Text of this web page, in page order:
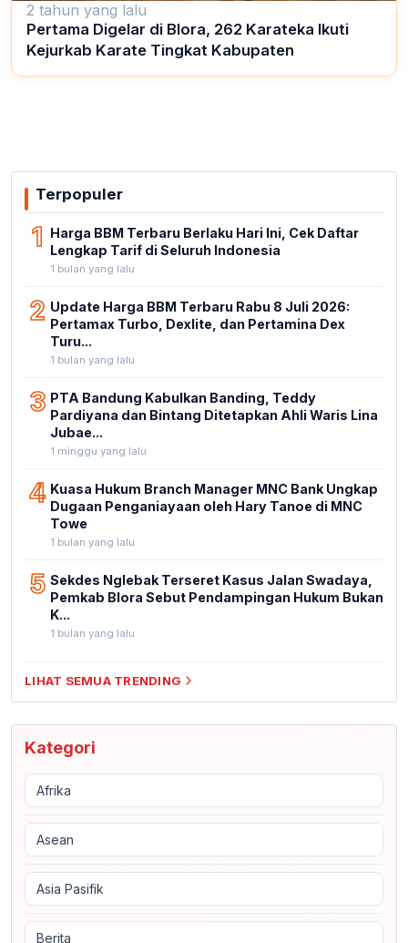
2 tahun yang lalu
Pertama Digelar di Blora, 262 Karateka Ikuti
Kejurkab Karate Tingkat Kabupaten
Terpopuler
1 Harga BBM Terbaru Berlaku Hari Ini, Cek Daftar
Lengkap Tarif di Seluruh Indonesia
1 bulan yang lalu
2 Update Harga BBM Terbaru Rabu 8 Juli 2026:
Pertamax Turbo, Dexlite, dan Pertamina Dex
Turu...
1 bulan yang lalu
3 PTA Bandung Kabulkan Banding, Teddy
Pardiyana dan Bintang Ditetapkan Ahli Waris Lina
Jubae...
1 minggu yang lalu
4 Kuasa Hukum Branch Manager MNC Bank Ungkap
Dugaan Penganiayaan oleh Hary Tanoe di MNC
Towe
1 bulan yang lalu
5 Sekdes Nglebak Terseret Kasus Jalan Swadaya,
Pemkab Blora Sebut Pendampingan Hukum Bukan
K...
1 bulan yang lalu
LIHAT SEMUA TRENDING
Kategori
Afrika
Asean
Asia Pasifik
Berita